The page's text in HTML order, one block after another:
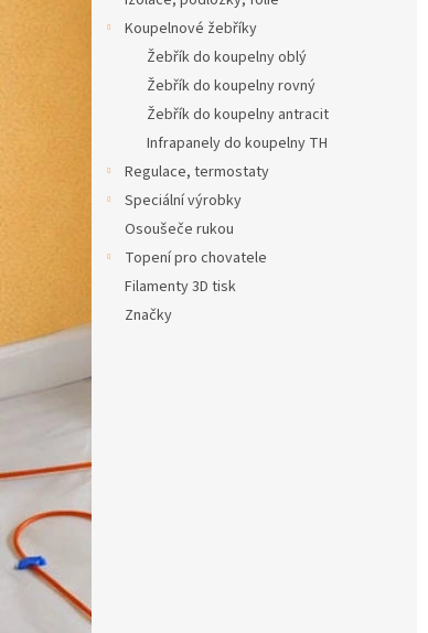
Koupelnové žebříky
Žebřík do koupelny oblý
Žebřík do koupelny rovný
Žebřík do koupelny antracit
Infrapanely do koupelny TH
Regulace, termostaty
Speciální výrobky
Osoušeče rukou
Topení pro chovatele
Filamenty 3D tisk
Značky